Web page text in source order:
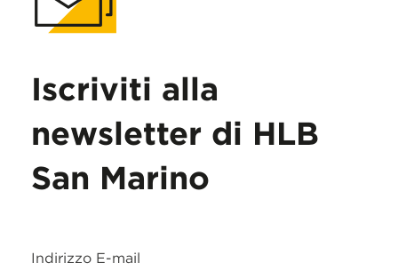
Iscriviti alla
newsletter di HLB
San Marino
Indirizzo E-mail